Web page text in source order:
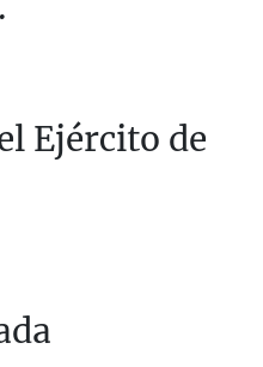
Ejército de